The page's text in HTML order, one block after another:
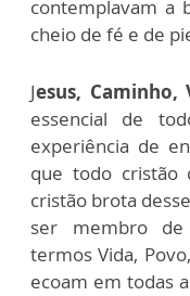
contemplavam a
cheio de fé e de
Jesus, Caminho,
essencial de
experiência de
que todo cristão
cristão brota
ser membro de
termos Vida,
ecoam em todas